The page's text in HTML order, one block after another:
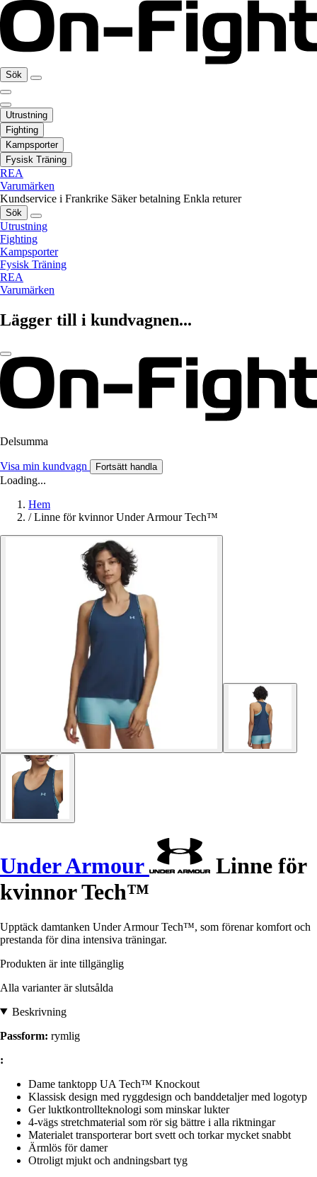
Sök
Utrustning
Fighting
Kampsporter
Fysisk Träning
REA
Varumärken
Kundservice i Frankrike Säker betalning Enkla returer
Sök
Utrustning
Fighting
Kampsporter
Fysisk Träning
REA
Varumärken
Lägger till i kundvagnen...
Delsumma
Visa min kundvagn Fortsätt handla
Loading...
Hem
/ Linne för kvinnor Under Armour Tech™
Under Armour
Linne för
kvinnor Tech™
Upptäck damtanken Under Armour Tech™, som förenar komfort och
prestanda för dina intensiva träningar.
Produkten är inte tillgänglig
Alla varianter är slutsålda
Beskrivning
Passform: rymlig
:
Dame tanktopp UA Tech™ Knockout
Klassisk design med ryggdesign och banddetaljer med logotyp
Ger luktkontrollteknologi som minskar lukter
4-vägs stretchmaterial som rör sig bättre i alla riktningar
Materialet transporterar bort svett och torkar mycket snabbt
Ärmlös för damer
Otroligt mjukt och andningsbart tyg